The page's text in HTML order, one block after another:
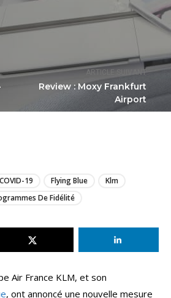
ARTICLE SUIVANT
Review : Moxy Frankfurt
Airport
COVID-19 Flying Blue
Klm
De Fidélité
Air France KLM, et son
, ont annoncé une nouvelle mesure